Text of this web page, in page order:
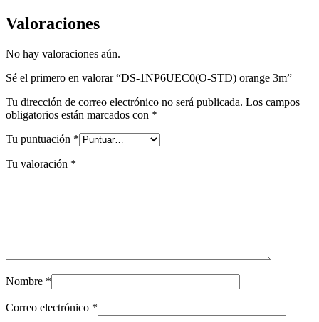
Valoraciones
No hay valoraciones aún.
Sé el primero en valorar “DS-1NP6UEC0(O-STD) orange 3m”
Tu dirección de correo electrónico no será publicada. Los campos
obligatorios están marcados con *
Tu puntuación *
Tu valoración *
Nombre *
Correo electrónico *